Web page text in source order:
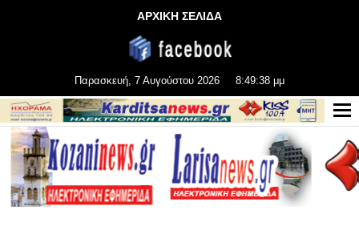
ΑΡΧΙΚΗ ΣΕΛΙΔΑ
Παρασκευή, 7 Αυγούστου 2026 8:49:39 μμ